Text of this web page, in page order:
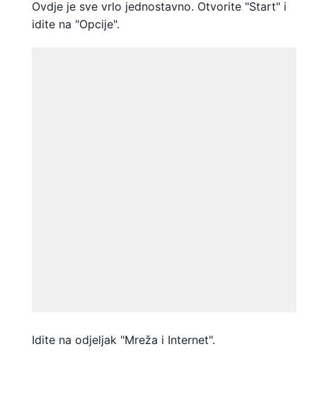
Ovdje je sve vrlo jednostavno. Otvorite "Start" i
idite na "Opcije".
Idite na odjeljak "Mreža i Internet".